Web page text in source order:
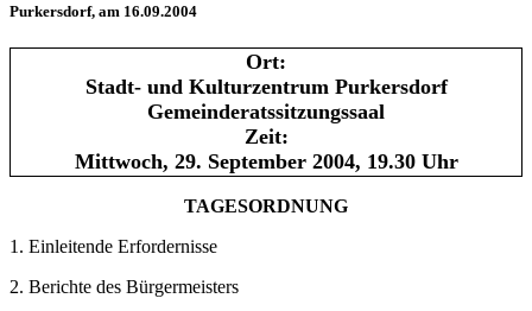
Purkersdorf, am 16.09.2004
Ort:
Stadt- und Kulturzentrum Purkersdorf
Gemeinderatssitzungssaal
Zeit:
Mittwoch, 29. September 2004, 19.30 Uhr
TAGESORDNUNG
1. Einleitende Erfordernisse
2. Berichte des Bürgermeisters